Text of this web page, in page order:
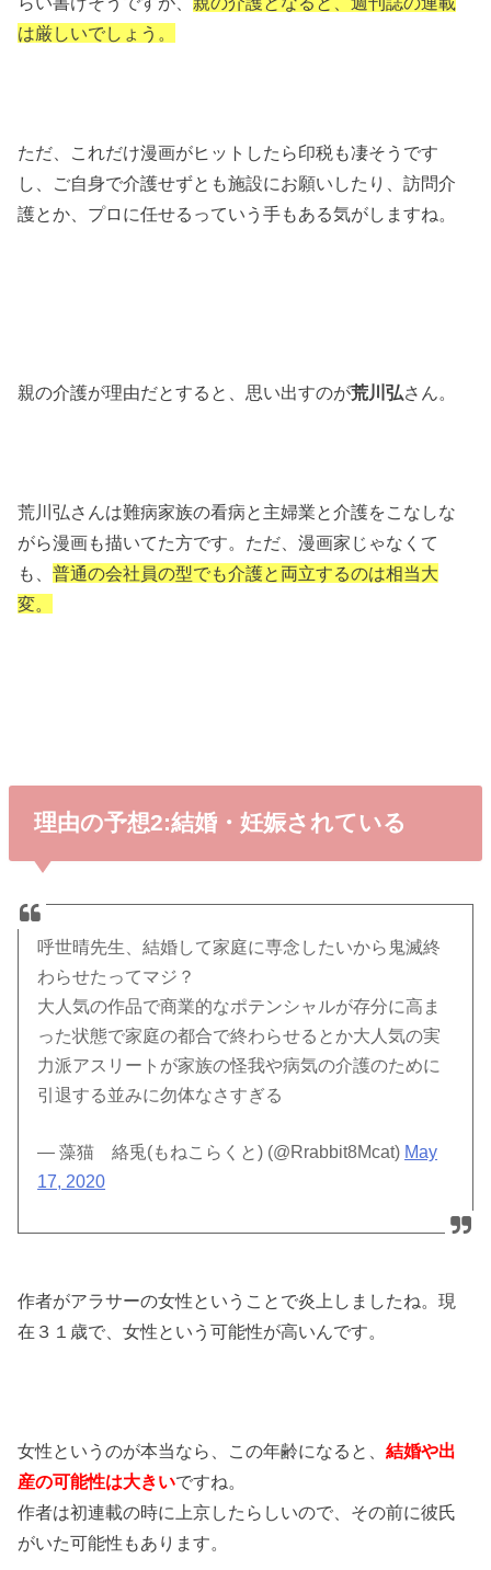
は厳しいでしょう。
ただ、これだけ漫画がヒットしたら印税も凄そうです
し、ご自身で介護せずとも施設にお願いしたり、訪問介
護とか、プロに任せるっていう手もある気がしますね。
親の介護が理由だとすると、思い出すのが荒川弘さん。
荒川弘さんは難病家族の看病と主婦業と介護をこなしな
がら漫画も描いてた方です。ただ、漫画家じゃなくて
も、普通の会社員の型でも介護と両立するのは相当大
変。
理由の予想2:結婚・妊娠されている
呼世晴先生、結婚して家庭に専念したいから鬼滅終
わらせたってマジ？
大人気の作品で商業的なポテンシャルが存分に高ま
った状態で家庭の都合で終わらせるとか大人気の実
力派アスリートが家族の怪我や病気の介護のために
引退する並みに勿体なさすぎる
— 藻猫 絡兎(もねこらくと) (@Rrabbit8Mcat) May
17, 2020
作者がアラサーの女性ということで炎上しましたね。現
在３１歳で、女性という可能性が高いんです。
女性というのが本当なら、この年齢になると、結婚や出
産の可能性は大きいですね。
作者は初連載の時に上京したらしいので、その前に彼氏
がいた可能性もあります。